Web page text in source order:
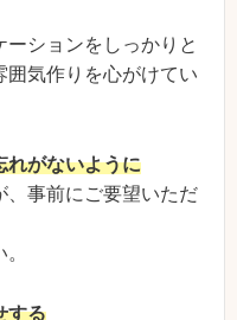
ションをしっかりと
囲気作りを心がけてい
れがないように
、事前にご要望いただ
する